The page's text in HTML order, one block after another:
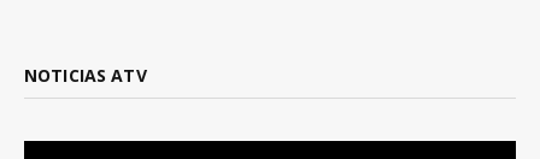
NOTICIAS ATV